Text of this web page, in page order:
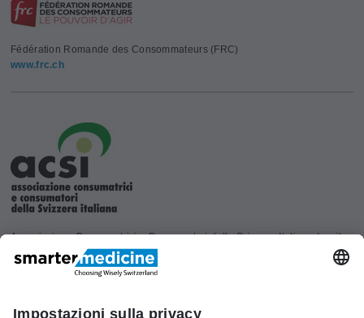
Fédération Romande des Consommateurs (FRC)
www.frc.ch
Associazione Consumatrici e Consumatori della Svizzera Italiana (acsi)
www.acsi.ch